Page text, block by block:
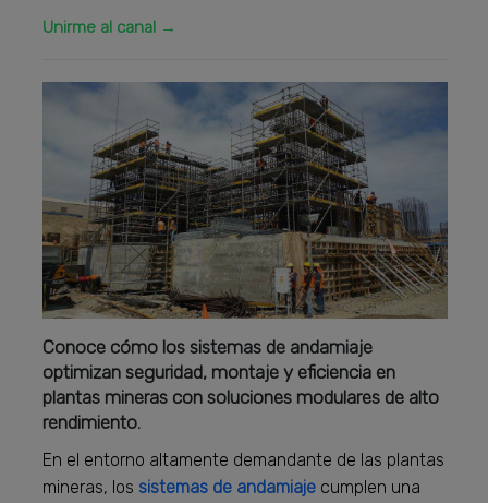
Unirme al canal →
Conoce cómo los sistemas de andamiaje
optimizan seguridad, montaje y eficiencia en
plantas mineras con soluciones modulares de alto
rendimiento.
En el entorno altamente demandante de las plantas
mineras, los sistemas de andamiaje cumplen una